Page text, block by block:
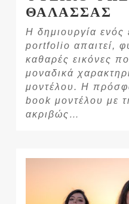
ΘΑΛΑΣΣΑΣ
Η δημιουργία ενός
portfolio απαιτεί,
καθαρές εικόνες
μοναδικά
μοντέλου. Η
book μοντέλου με
ακριβώς…